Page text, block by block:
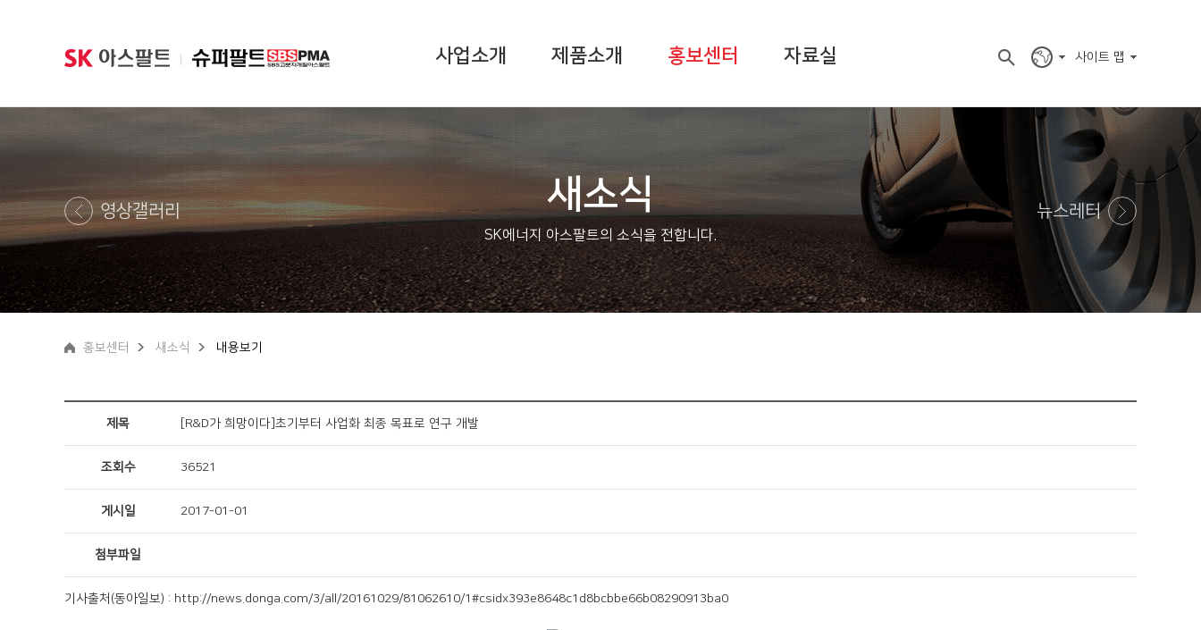
사업소개 제품소개 홍보센터 자료실 사이트 맵
영상갤러리 뉴스레터
새소식
SK에너지 아스팔트의 소식을 전합니다.
홍보센터 새소식 내용보기
제목 [R&D가 희망이다]초기부터 사업화 최종 목표로 연구 개발
조회수 36521
게시일 2017-01-01
첨부파일
기사출처(동아일보) : http://news.donga.com/3/all/20161029/81062610/1#csidx393e8648c1d8bcbbe66b08290913ba0